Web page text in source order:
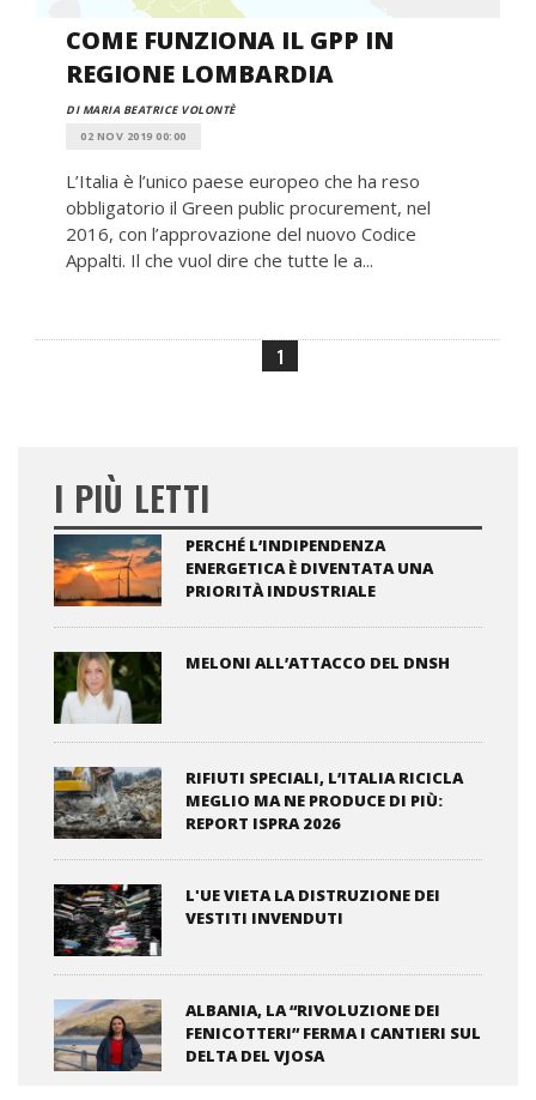
COME FUNZIONA IL GPP IN
REGIONE LOMBARDIA
DI MARIA BEATRICE VOLONTÈ
02 NOV 2019 00:00
L’Italia è l’unico paese europeo che ha reso
obbligatorio il Green public procurement, nel
2016, con l’approvazione del nuovo Codice
Appalti. Il che vuol dire che tutte le a...
1
I PIÙ LETTI
PERCHÉ L’INDIPENDENZA
ENERGETICA È DIVENTATA UNA
PRIORITÀ INDUSTRIALE
MELONI ALL’ATTACCO DEL DNSH
RIFIUTI SPECIALI, L’ITALIA RICICLA
MEGLIO MA NE PRODUCE DI PIÙ:
REPORT ISPRA 2026
L'UE VIETA LA DISTRUZIONE DEI
VESTITI INVENDUTI
ALBANIA, LA “RIVOLUZIONE DEI
FENICOTTERI” FERMA I CANTIERI SUL
DELTA DEL VJOSA